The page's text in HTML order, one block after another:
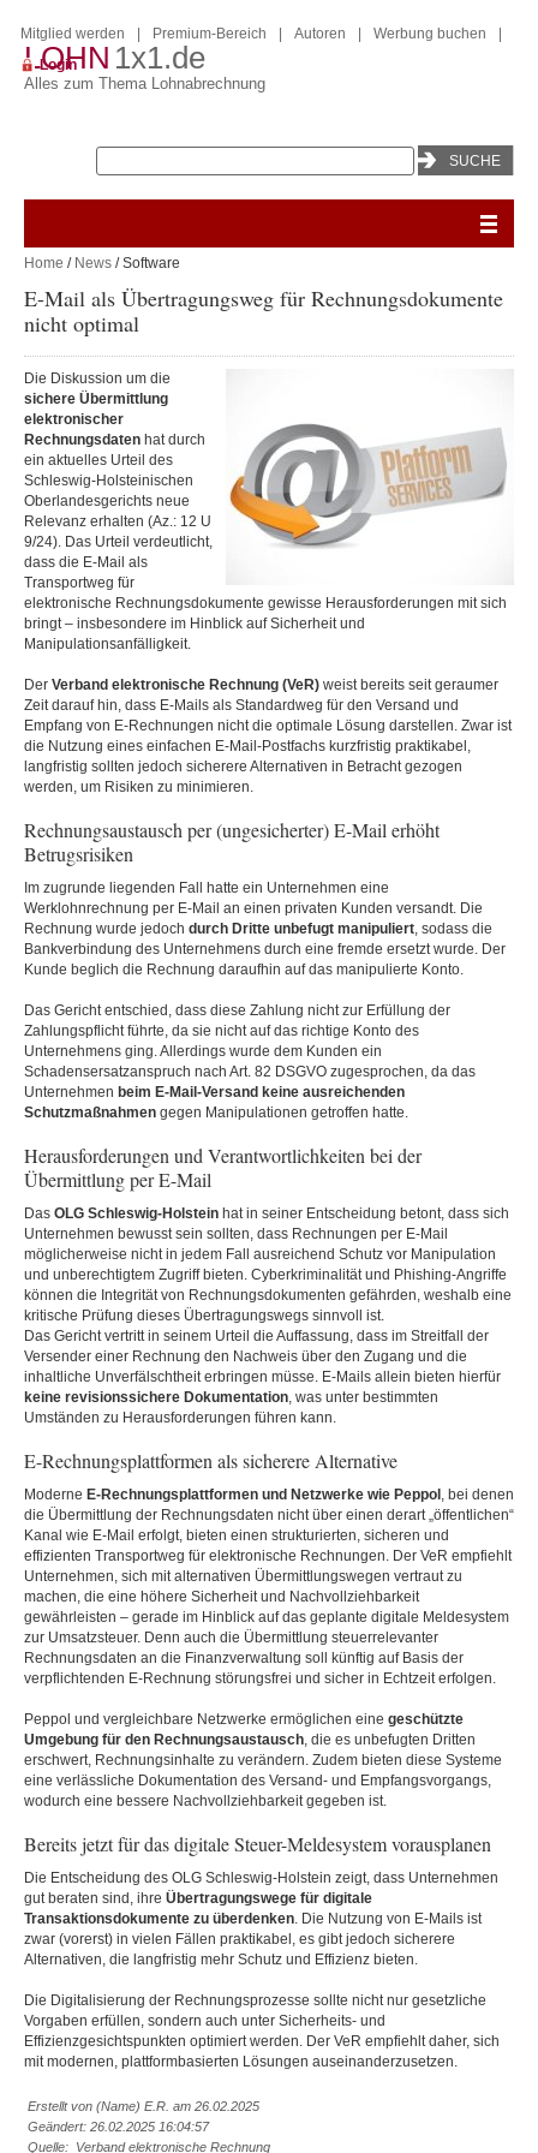
LOHN 1x1.de
Alles zum Thema Lohnabrechnung
Mitglied werden Premium-Bereich Autoren Werbung buchen
Login
Home / News / Software
E-Mail als Übertragungsweg für Rechnungsdokumente
nicht optimal
Die Diskussion um die
sichere Übermittlung
elektronischer
Rechnungsdaten hat durch
ein aktuelles Urteil des
Schleswig-Holsteinischen
Oberlandesgerichts neue
Relevanz erhalten (Az.: 12 U
9/24). Das Urteil verdeutlicht,
dass die E-Mail als
Transportweg für
elektronische Rechnungsdokumente gewisse Herausforderungen mit sich
bringt – insbesondere im Hinblick auf Sicherheit und
Manipulationsanfälligkeit.
Der Verband elektronische Rechnung (VeR) weist bereits seit geraumer
Zeit darauf hin, dass E-Mails als Standardweg für den Versand und
Empfang von E-Rechnungen nicht die optimale Lösung darstellen. Zwar ist
die Nutzung eines einfachen E-Mail-Postfachs kurzfristig praktikabel,
langfristig sollten jedoch sicherere Alternativen in Betracht gezogen
werden, um Risiken zu minimieren.
Rechnungsaustausch per (ungesicherter) E-Mail erhöht
Betrugsrisiken
Im zugrunde liegenden Fall hatte ein Unternehmen eine
Werklohnrechnung per E-Mail an einen privaten Kunden versandt. Die
Rechnung wurde jedoch durch Dritte unbefugt manipuliert, sodass die
Bankverbindung des Unternehmens durch eine fremde ersetzt wurde. Der
Kunde beglich die Rechnung daraufhin auf das manipulierte Konto.
Das Gericht entschied, dass diese Zahlung nicht zur Erfüllung der
Zahlungspflicht führte, da sie nicht auf das richtige Konto des
Unternehmens ging. Allerdings wurde dem Kunden ein
Schadensersatzanspruch nach Art. 82 DSGVO zugesprochen, da das
Unternehmen beim E-Mail-Versand keine ausreichenden
Schutzmaßnahmen gegen Manipulationen getroffen hatte.
Herausforderungen und Verantwortlichkeiten bei der
Übermittlung per E-Mail
Das OLG Schleswig-Holstein hat in seiner Entscheidung betont, dass sich
Unternehmen bewusst sein sollten, dass Rechnungen per E-Mail
möglicherweise nicht in jedem Fall ausreichend Schutz vor Manipulation
und unberechtigtem Zugriff bieten. Cyberkriminalität und Phishing-Angriffe
können die Integrität von Rechnungsdokumenten gefährden, weshalb eine
kritische Prüfung dieses Übertragungswegs sinnvoll ist.
Das Gericht vertritt in seinem Urteil die Auffassung, dass im Streitfall der
Versender einer Rechnung den Nachweis über den Zugang und die
inhaltliche Unverfälschtheit erbringen müsse. E-Mails allein bieten hierfür
keine revisionssichere Dokumentation, was unter bestimmten
Umständen zu Herausforderungen führen kann.
E-Rechnungsplattformen als sicherere Alternative
Moderne E-Rechnungsplattformen und Netzwerke wie Peppol , bei denen
die Übermittlung der Rechnungsdaten nicht über einen derart „öffentlichen“
Kanal wie E-Mail erfolgt, bieten einen strukturierten, sicheren und
effizienten Transportweg für elektronische Rechnungen. Der VeR empfiehlt
Unternehmen, sich mit alternativen Übermittlungswegen vertraut zu
machen, die eine höhere Sicherheit und Nachvollziehbarkeit
gewährleisten – gerade im Hinblick auf das geplante digitale Meldesystem
zur Umsatzsteuer. Denn auch die Übermittlung steuerrelevanter
Rechnungsdaten an die Finanzverwaltung soll künftig auf Basis der
verpflichtenden E-Rechnung störungsfrei und sicher in Echtzeit erfolgen.
Peppol und vergleichbare Netzwerke ermöglichen eine geschützte
Umgebung für den Rechnungsaustausch, die es unbefugten Dritten
erschwert, Rechnungsinhalte zu verändern. Zudem bieten diese Systeme
eine verlässliche Dokumentation des Versand- und Empfangsvorgangs,
wodurch eine bessere Nachvollziehbarkeit gegeben ist.
Bereits jetzt für das digitale Steuer-Meldesystem vorausplanen
Die Entscheidung des OLG Schleswig-Holstein zeigt, dass Unternehmen
gut beraten sind, ihre Übertragungswege für digitale
Transaktionsdokumente zu überdenken. Die Nutzung von E-Mails ist
zwar (vorerst) in vielen Fällen praktikabel, es gibt jedoch sicherere
Alternativen, die langfristig mehr Schutz und Effizienz bieten.
Die Digitalisierung der Rechnungsprozesse sollte nicht nur gesetzliche
Vorgaben erfüllen, sondern auch unter Sicherheits- und
Effizienzgesichtspunkten optimiert werden. Der VeR empfiehlt daher, sich
mit modernen, plattformbasierten Lösungen auseinanderzusetzen.
Erstellt von (Name) E.R. am 26.02.2025
Geändert: 26.02.2025 16:04:57
Quelle: Verband elektronische Rechnung